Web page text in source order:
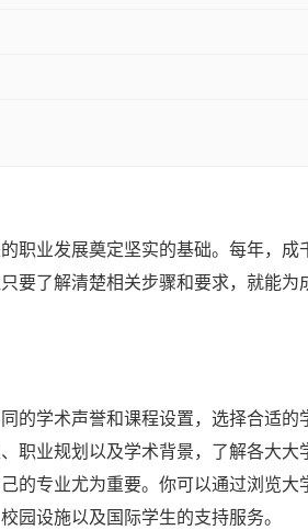
职业发展奠定坚实的基础。每年，成
要了解清楚相关步骤和要求，就能为
的学术声誉和课程设置，选择合适的
职业规划以及学术背景，了解各大大
的专业尤为重要。你可以通过浏览大
园设施以及国际学生的支持服务。